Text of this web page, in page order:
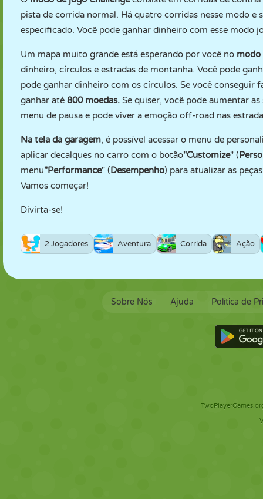
pista de corrida normal. Há quatro corridas nesse modo
especificado. Você pode ganhar dinheiro com esse modo
Um mapa muito grande está esperando por você no modo
dinheiro, círculos e estradas de montanha. Você pode
pode ganhar dinheiro com os círculos. Se você conseguir
ganhar até 800 moedas. Se quiser, você pode aumentar
menu de pausa e pode viver a emoção off-road nas
Na tela da garagem, é possível acessar o menu de
aplicar decalques no carro com o botão"Customize" (
menu"Performance" (Desempenho) para atualizar as
Vamos começar!
Divirta-se!
2 Jogadores Aventura Corrida Ação
Sobre Nós Ajuda Política de